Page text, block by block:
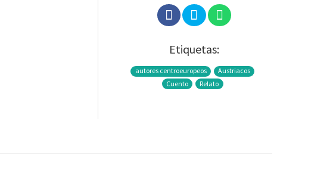
Etiquetas:
autores centroeuropeos
Austriacos
Cuento
Relato